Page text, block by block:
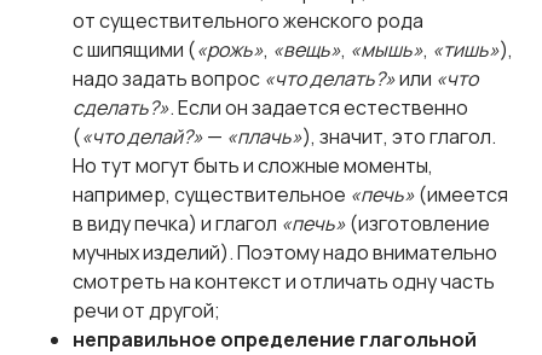
от существительного женского рода
с шипящими («рожь», «вещь», «мышь», «тишь»),
надо задать вопрос «что делать?»или «что
сделать?». Если он задается естественно
(«что делай?»— «плачь»), значит, это глагол.
Но тут могут быть и сложные моменты,
например, существительное «печь»(имеется
в виду печка) и глагол «печь»(изготовление
мучных изделий). Поэтому надо внимательно
смотреть на контекст и отличать одну часть
речи от другой;
неправильное определение глагольной